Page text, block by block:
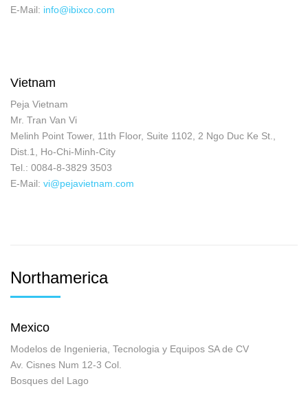
E-Mail: info@ibixco.com
Vietnam
Peja Vietnam
Mr. Tran Van Vi
Melinh Point Tower, 11th Floor, Suite 1102, 2 Ngo Duc Ke St.,
Dist.1, Ho-Chi-Minh-City
Tel.: 0084-8-3829 3503
E-Mail: vi@pejavietnam.com
Northamerica
Mexico
Modelos de Ingenieria, Tecnologia y Equipos SA de CV
Av. Cisnes Num 12-3 Col.
Bosques del Lago